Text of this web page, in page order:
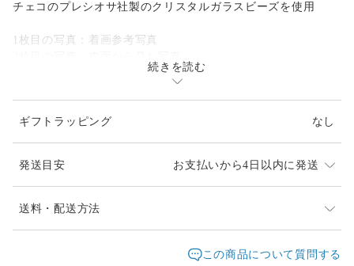
チェコのプレシオサ社製のクリスタルガラスビーズを使用
1枚目の写真：着画参考写真
赤色一色ではなく本物のりんごのようなグラデ
写真はうさぎカットのイヤリングですが、こち
らでの販売はりんごの
イヤリングです
【商品の大きさ】サイズ㍉（縦ｘ横ｘ厚み）33ｘ13ｘ17
【商品の重さ】 約5g（片側）
続きを読む
ギフトラッピング なし
発送目安 お支払いから4日以内に発送
週末はイベント出店がありますので、基本平日営業で土
く）に対応させていただいております。
送料・配送方法
この商品について質問する